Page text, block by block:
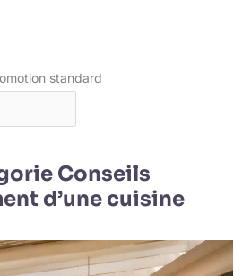
Conseils
d’une cuisine